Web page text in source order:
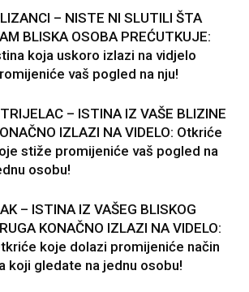
– NISTE NI SLUTILI ŠTA
BLISKA OSOBA PREĆUTKUJE:
koja uskoro izlazi na vidjelo
vaš pogled na nju!
– ISTINA IZ VAŠE BLIZINE
IZLAZI NA VIDELO: Otkriće
stiže promijeniće vaš pogled na
osobu!
– ISTINA IZ VAŠEG BLISKOG
KONAČNO IZLAZI NA VIDELO:
koje dolazi promijeniće način
koji gledate na jednu osobu!